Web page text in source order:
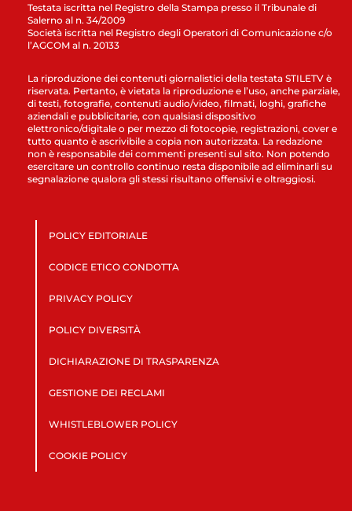
Testata iscritta nel Registro della Stampa presso il Tribunale di
Salerno al n. 34/2009
Società iscritta nel Registro degli Operatori di Comunicazione c/o
l’AGCOM al n. 20133
La riproduzione dei contenuti giornalistici della testata STILETV è
riservata. Pertanto, è vietata la riproduzione e l’uso, anche parziale,
di testi, fotografie, contenuti audio/video, filmati, loghi, grafiche
aziendali e pubblicitarie, con qualsiasi dispositivo
elettronico/digitale o per mezzo di fotocopie, registrazioni, cover e
tutto quanto è ascrivibile a copia non autorizzata. La redazione
non è responsabile dei commenti presenti sul sito. Non potendo
esercitare un controllo continuo resta disponibile ad eliminarli su
segnalazione qualora gli stessi risultano offensivi e oltraggiosi.
POLICY EDITORIALE
CODICE ETICO CONDOTTA
PRIVACY POLICY
POLICY DIVERSITÀ
DICHIARAZIONE DI TRASPARENZA
GESTIONE DEI RECLAMI
WHISTLEBLOWER POLICY
COOKIE POLICY